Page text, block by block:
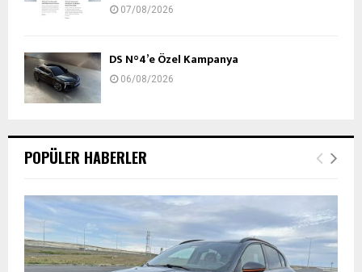
07/08/2026
DS N°4’e Özel Kampanya
06/08/2026
POPÜLER HABERLER